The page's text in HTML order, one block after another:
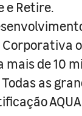
e Retire.
mais de 10
as